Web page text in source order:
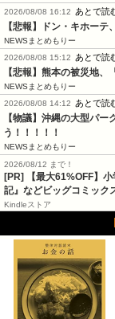
2026/08/08 16:12
あとで読
【悲報】ドン・キホーテ
NEWSまとめもりー
2026/08/08 15:12
あとで読
【悲報】熊本の被災地、
NEWSまとめもりー
2026/08/08 14:12
あとで読
【物議】沖縄の大型パ
う！！！！！
NEWSまとめもりー
2026/08/12 まで！
[PR] 【最大61%OFF】
記』などビッグコミック
Kindleストア